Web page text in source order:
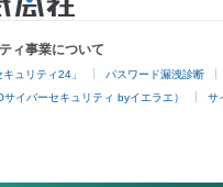
ィ事業について
ュリティ24」 パスワード漏洩診断
イバーセキュリティ byイエラエ） サ